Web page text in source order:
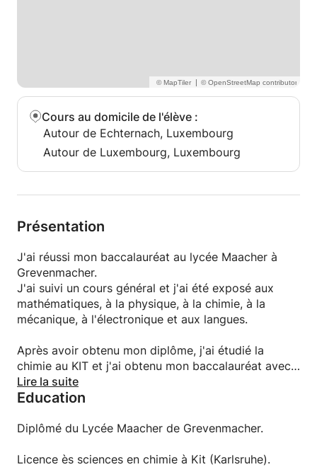
|
Cours au domicile de l'élève :
Autour de Echternach, Luxembourg
Autour de Luxembourg, Luxembourg
Présentation
J'ai réussi mon baccalauréat au lycée Maacher à
Grevenmacher.
J'ai suivi un cours général et j'ai été exposé aux
mathématiques, à la physique, à la chimie, à la
mécanique, à l'électronique et aux langues.
Après avoir obtenu mon diplôme, j'ai étudié la
chimie au KIT et j'ai obtenu mon baccalauréat avec
succès.
beaucoup de patience et qui essaie d'expliquer les
monde comprenne.
Lire la suite
Education
Diplômé du Lycée Maacher de Grevenmacher.
Licence ès sciences en chimie à Kit (Karlsruhe).